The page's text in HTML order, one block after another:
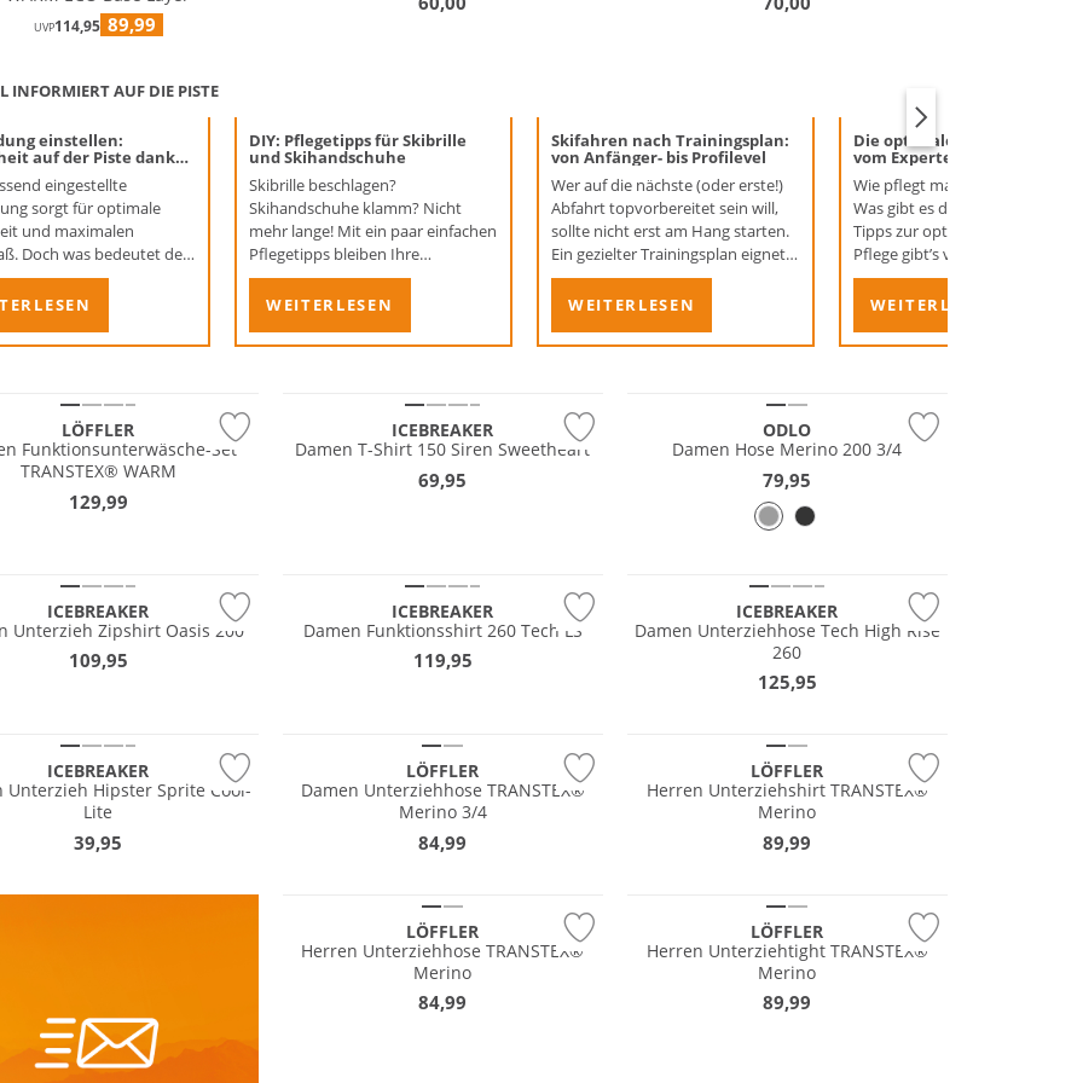
UVP114,95 89,99
INFORMIERT AUF DIE PISTE
einstellen:
auf der Piste dank
Z‑Werteingestellte
sorgt für optimale
und maximalen
Doch was bedeutet der
und warum ist er
Wir haben die Details!
DIY: Pflegetipps für Skibrille
und Skihandschuhe
Skibrille beschlagen?
Skihandschuhe klamm? Nicht
mehr lange! Mit ein paar einfachen
Pflegetipps bleiben Ihre
Lieblingsbegleiter für die Piste in
Topform. Wir verraten, wie’s
WEITERLESEN
Skifahren nach Trainingsplan:
von Anfänger- bis Profilevel
Wer auf die nächste (oder erste!)
Abfahrt topvorbereitet sein will,
sollte nicht erst am Hang starten.
Ein gezielter Trainingsplan eignet
sich da schon besser – und sorgt
dafür, dass Sie sicher, fit und ohne
starten. Ob Anfänger*in oder
heraus. Und wir zeigen Ihnen, wie
das gelingt.
WEITERLESEN
Die optimale Skischuh-
vom Experten erklärt!
Wie pflegt man Skischuhe
Was gibt es dabei zu beachten?
Tipps zur optimalen Skischuh-
Pflege gibt’s vom Experten
Gerzabek – gleich nachlesen!
WEITERLESEN
LÖFFLER
Funktionsunterwäsche-Set
TRANSTEX® WARM
129,99
ICEBREAKER
Damen T-Shirt 150 Siren Sweetheart
69,95
Merino
ODLO
Damen Hose Merino 200 3/4
79,95
ICEBREAKER
Unterzieh Zipshirt Oasis 200
109,95
ICEBREAKER
Damen Funktionsshirt 260 Tech LS
119,95
ICEBREAKER
Damen Unterziehhose Tech High Rise
260
125,95
ICEBREAKER
Unterzieh Hipster Sprite Cool-
Lite
39,95
LÖFFLER
Damen Unterziehhose TRANSTEX®
Merino 3/4
84,99
LÖFFLER
Herren Unterziehshirt TRANSTEX®
Merino
89,99
LÖFFLER
Herren Unterziehhose TRANSTEX®
Merino
84,99
LÖFFLER
Herren Unterziehtight TRANSTEX®
Merino
89,99